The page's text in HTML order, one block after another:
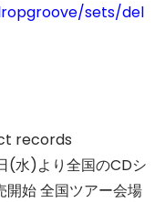
sets/del
records
(水)より全国のCDシ
始 全国ツアー会場